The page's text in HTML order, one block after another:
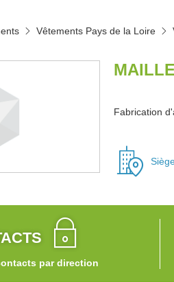
Vêtements Pays de la Loire
Fabrication
par direction